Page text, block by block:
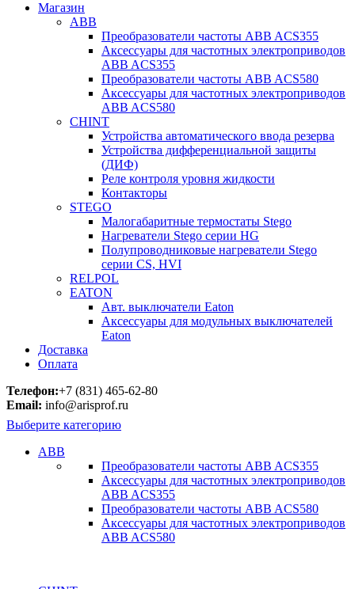
Магазин
ABB
Преобразователи частоты ABB ACS355
Аксессуары для частотных электроприводов
ABB ACS355
Преобразователи частоты ABB ACS580
Аксессуары для частотных электроприводов
ABB ACS580
CHINT
Устройства автоматического ввода резерва
Устройства дифференциальной защиты
(ДИФ)
Реле контроля уровня жидкости
Контакторы
STEGO
Малогабаритные термостаты Stego
Нагреватели Stego серии HG
Полупроводниковые нагреватели Stego
серии CS, HVI
RELPOL
EATON
Авт. выключатели Eaton
Аксессуары для модульных выключателей
Eaton
Доставка
Оплата
Телефон:+7 (831) 465-62-80
Email: info@arisprof.ru
Выберите категорию
ABB
Преобразователи частоты ABB ACS355
Аксессуары для частотных электроприводов
ABB ACS355
Преобразователи частоты ABB ACS580
Аксессуары для частотных электроприводов
ABB ACS580